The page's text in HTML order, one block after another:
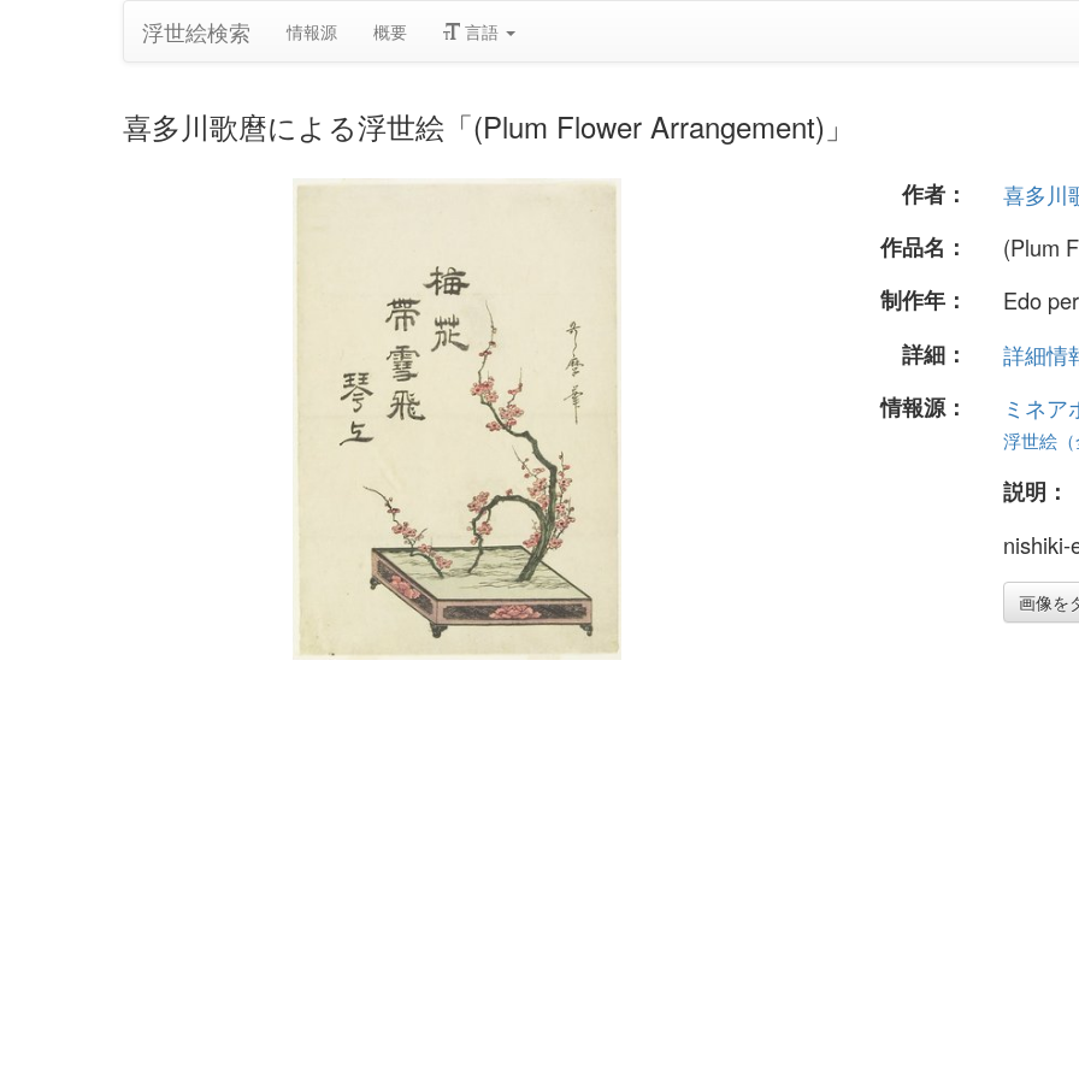
浮世絵検索 情報源 概要 言語
喜多川歌麿による浮世絵「(Plum Flower Arrangement)」
作者：
喜多川
作品名：
(Plum
制作年：
Edo
詳細：
詳細情
情報源：
ミネア
浮世絵
説明：
nishiki-
画像を